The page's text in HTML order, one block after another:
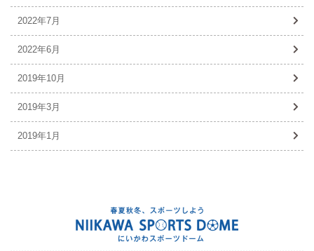
2022年7月
2022年6月
2019年10月
2019年3月
2019年1月